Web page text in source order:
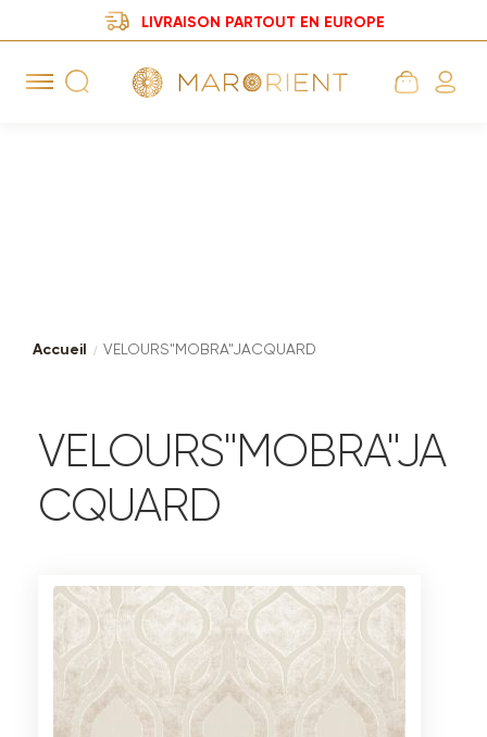
LIVRAISON PARTOUT EN EUROPE
à
au
Accueil VELOURS"MOBRA"JACQUARD
VELOURS"MOBRA"JA
CQUARD